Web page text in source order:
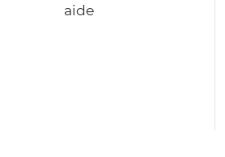
aide